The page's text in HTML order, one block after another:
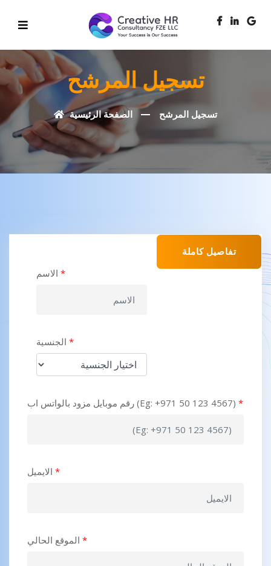
تسجيل المرشح
الصفحة الرئيسية تسجيل المرشح
تفاصيل كاملة
*
*
رقم موبايل مزود بالواتس اب (Eg: +971 50 123 4567) *
*
*